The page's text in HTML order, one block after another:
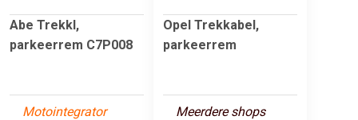
Abe Trekkl,
parkeerrem C7P008
Motointegrator
Opel Trekkabel,
parkeerrem
Meerdere shops